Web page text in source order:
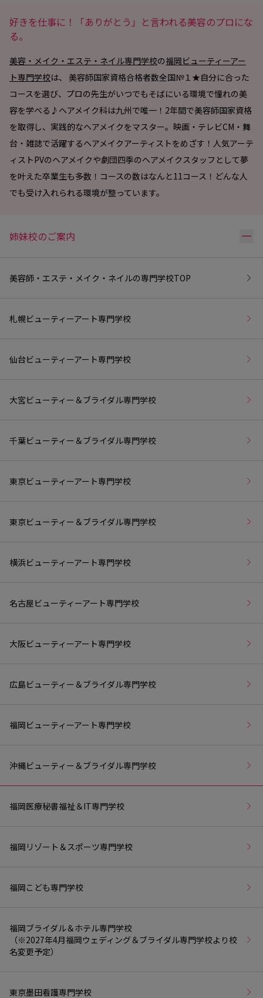
好きを仕事に！「ありがとう」と言われる美容のプロにな
る。
美容・メイク・エステ・ネイル専門学校の福岡ビューティーアー
ト専門学校は、 美容師国家資格合格者数全国№１★自分に合った
コースを選び、プロの先生がいつでもそばにいる環境で憧れの美
容を学べる♪ヘアメイク科は九州で唯一！2年間で美容師国家資格
を取得し、実践的なヘアメイクをマスター。映画・テレビCM・舞
台・雑誌で活躍するヘアメイクアーティストをめざす！人気アーテ
ィストPVのヘアメイクや劇団四季のヘアメイクスタッフとして夢
を叶えた卒業生も多数！コースの数はなんと11コース！どんな人
でも受け入れられる環境が整っています。
姉妹校のご案内 リ
美容師・エステ・メイク・ネイルの専門学校TOP
札幌ビューティーアート専門学校
仙台ビューティーアート専門学校
大宮ビューティー＆ブライダル専門学校
千葉ビューティー＆ブライダル専門学校
東京ビューティーアート専門学校
東京ビューティー＆ブライダル専門学校
横浜ビューティーアート専門学校
名古屋ビューティーアート専門学校
大阪ビューティーアート専門学校
広島ビューティー＆ブライダル専門学校
福岡ビューティーアート専門学校
沖縄ビューティー＆ブライダル専門学校
福岡医療秘書福祉＆IT専門学校
福岡リゾート＆スポーツ専門学校
福岡こども専門学校
福岡ブライダル＆ホテル専門学校
（※2027年4月福岡ウェディング＆ブライダル専門学校より校
名変更予定）
東京墨田看護専門学校